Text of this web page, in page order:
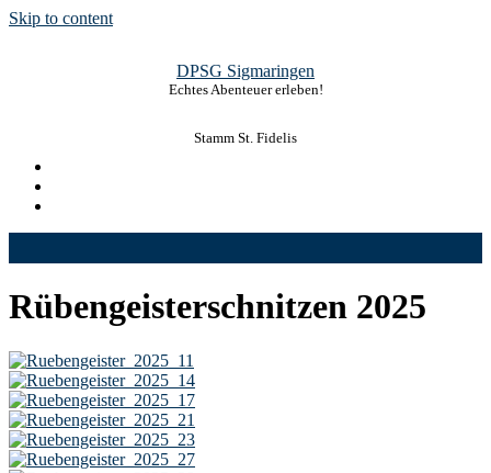
Skip to content
DPSG Sigmaringen
Echtes Abenteuer erleben!
Stamm St. Fidelis
Rübengeisterschnitzen 2025